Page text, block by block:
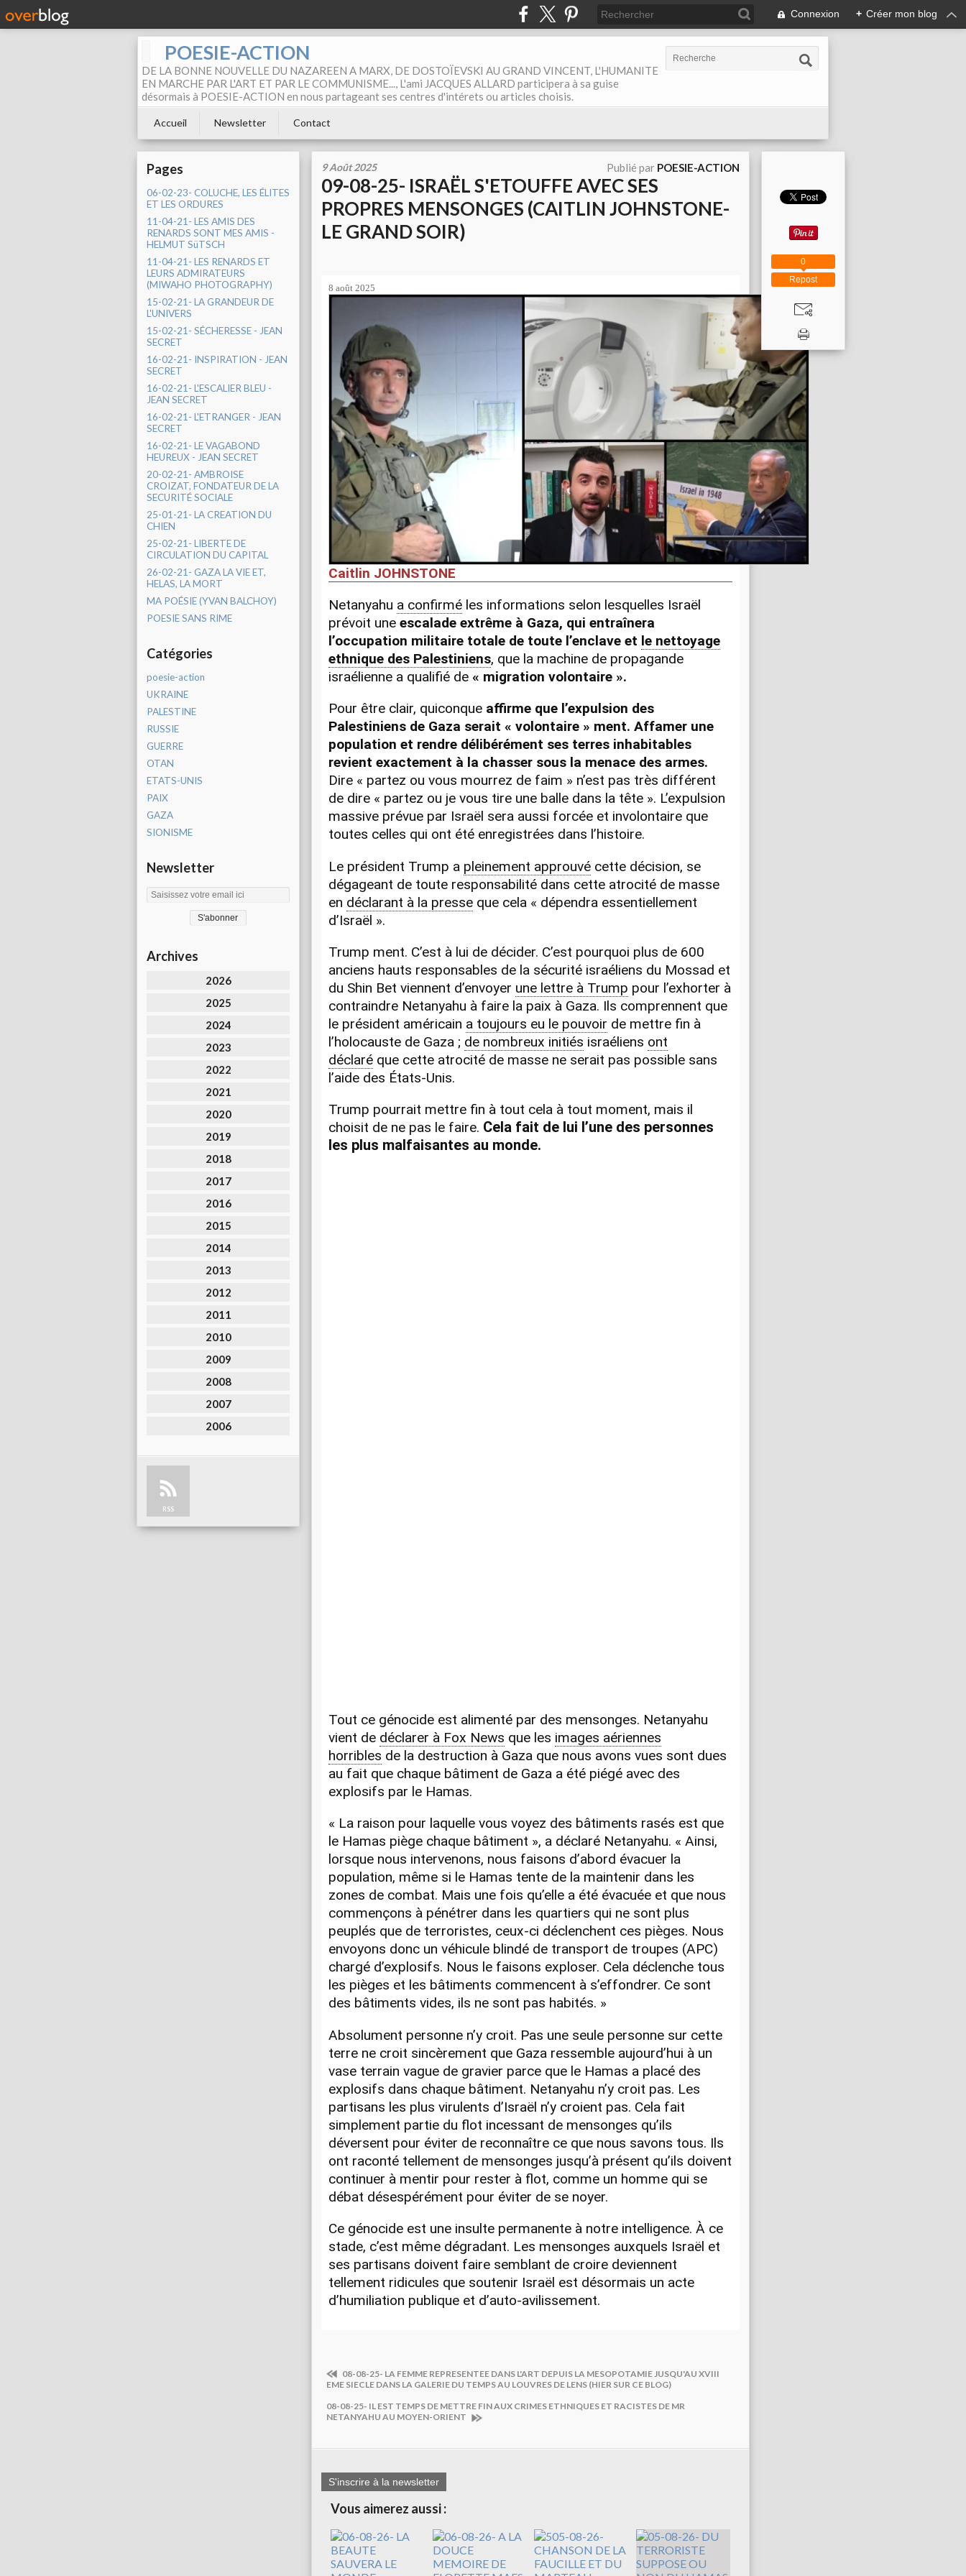
Connexion + Créer mon blog
POESIE-ACTION
DE LA BONNE NOUVELLE DU NAZAREEN A MARX, DE DOSTOÏEVSKI AU GRAND VINCENT, L'HUMANITE
EN MARCHE PAR L'ART ET PAR LE COMMUNISME..., L'ami JACQUES ALLARD participera à sa guise
désormais à POESIE-ACTION en nous partageant ses centres d'intérets ou articles choisis.
Accueil Newsletter Contact
Pages
06-02-23- COLUCHE, LES ÉLITES
ET LES ORDURES
11-04-21- LES AMIS DES
RENARDS SONT MES AMIS -
HELMUT SüTSCH
11-04-21- LES RENARDS ET
LEURS ADMIRATEURS
(MIWAHO PHOTOGRAPHY)
15-02-21- LA GRANDEUR DE
L'UNIVERS
15-02-21- SÉCHERESSE - JEAN
SECRET
16-02-21- INSPIRATION - JEAN
SECRET
16-02-21- L'ESCALIER BLEU -
JEAN SECRET
16-02-21- L'ETRANGER - JEAN
SECRET
16-02-21- LE VAGABOND
HEUREUX - JEAN SECRET
20-02-21- AMBROISE
CROIZAT, FONDATEUR DE LA
SECURITÉ SOCIALE
25-01-21- LA CREATION DU
CHIEN
25-02-21- LIBERTE DE
CIRCULATION DU CAPITAL
26-02-21- GAZA LA VIE ET,
HELAS, LA MORT
MA POÉSIE (YVAN BALCHOY)
POESIE SANS RIME
Catégories
poesie-action
UKRAINE
PALESTINE
RUSSIE
GUERRE
OTAN
ETATS-UNIS
PAIX
GAZA
SIONISME
Newsletter
Archives
2026
2025
2024
2023
2022
2021
2020
2019
2018
2017
2016
2015
2014
2013
2012
2011
2010
2009
2008
2007
2006
RSS
9 Août 2025 Publié par POESIE-ACTION
09-08-25- ISRAËL S'ETOUFFE AVEC SES
PROPRES MENSONGES (CAITLIN JOHNSTONE-
LE GRAND SOIR)
8 août 2025
Caitlin JOHNSTONE
Netanyahu a confirmé les informations selon lesquelles Israël
prévoit une escalade extrême à Gaza, qui entraînera
l’occupation militaire totale de toute l’enclave et le nettoyage
ethnique des Palestiniens, que la machine de propagande
israélienne a qualifié de « migration volontaire ».
Pour être clair, quiconque affirme que l’expulsion des
Palestiniens de Gaza serait « volontaire » ment. Affamer une
population et rendre délibérément ses terres inhabitables
revient exactement à la chasser sous la menace des armes.
Dire « partez ou vous mourrez de faim » n’est pas très différent
de dire « partez ou je vous tire une balle dans la tête ». L’expulsion
massive prévue par Israël sera aussi forcée et involontaire que
toutes celles qui ont été enregistrées dans l’histoire.
Le président Trump a pleinement approuvé cette décision, se
dégageant de toute responsabilité dans cette atrocité de masse
en déclarant à la presse que cela « dépendra essentiellement
d’Israël ».
Trump ment. C’est à lui de décider. C’est pourquoi plus de 600
anciens hauts responsables de la sécurité israéliens du Mossad et
du Shin Bet viennent d’envoyer une lettre à Trump pour l’exhorter à
contraindre Netanyahu à faire la paix à Gaza. Ils comprennent que
le président américain a toujours eu le pouvoir de mettre fin à
l’holocauste de Gaza ; de nombreux initiés israéliens ont
déclaré que cette atrocité de masse ne serait pas possible sans
l’aide des États-Unis.
Trump pourrait mettre fin à tout cela à tout moment, mais il
choisit de ne pas le faire. Cela fait de lui l’une des personnes
les plus malfaisantes au monde.
Tout ce génocide est alimenté par des mensonges. Netanyahu
vient de déclarer à Fox News que les images aériennes
horribles de la destruction à Gaza que nous avons vues sont dues
au fait que chaque bâtiment de Gaza a été piégé avec des
explosifs par le Hamas.
« La raison pour laquelle vous voyez des bâtiments rasés est que
le Hamas piège chaque bâtiment », a déclaré Netanyahu. « Ainsi,
lorsque nous intervenons, nous faisons d’abord évacuer la
population, même si le Hamas tente de la maintenir dans les
zones de combat. Mais une fois qu’elle a été évacuée et que nous
commençons à pénétrer dans les quartiers qui ne sont plus
peuplés que de terroristes, ceux-ci déclenchent ces pièges. Nous
envoyons donc un véhicule blindé de transport de troupes (APC)
chargé d’explosifs. Nous le faisons exploser. Cela déclenche tous
les pièges et les bâtiments commencent à s’effondrer. Ce sont
des bâtiments vides, ils ne sont pas habités. »
Absolument personne n’y croit. Pas une seule personne sur cette
terre ne croit sincèrement que Gaza ressemble aujourd’hui à un
vase terrain vague de gravier parce que le Hamas a placé des
explosifs dans chaque bâtiment. Netanyahu n’y croit pas. Les
partisans les plus virulents d’Israël n’y croient pas. Cela fait
simplement partie du flot incessant de mensonges qu’ils
déversent pour éviter de reconnaître ce que nous savons tous. Ils
ont raconté tellement de mensonges jusqu’à présent qu’ils doivent
continuer à mentir pour rester à flot, comme un homme qui se
débat désespérément pour éviter de se noyer.
Ce génocide est une insulte permanente à notre intelligence. À ce
stade, c’est même dégradant. Les mensonges auxquels Israël et
ses partisans doivent faire semblant de croire deviennent
tellement ridicules que soutenir Israël est désormais un acte
d’humiliation publique et d’auto-avilissement.
08-08-25- LA FEMME REPRESENTEE DANS L'ART DEPUIS LA MESOPOTAMIE JUSQU'AU XVIII
EME SIECLE DANS LA GALERIE DU TEMPS AU LOUVRES DE LENS (HIER SUR CE BLOG)
08-08-25- IL EST TEMPS DE METTRE FIN AUX CRIMES ETHNIQUES ET RACISTES DE MR
NETANYAHU AU MOYEN-ORIENT
S'inscrire à la newsletter
Vous aimerez aussi :
Repost
0